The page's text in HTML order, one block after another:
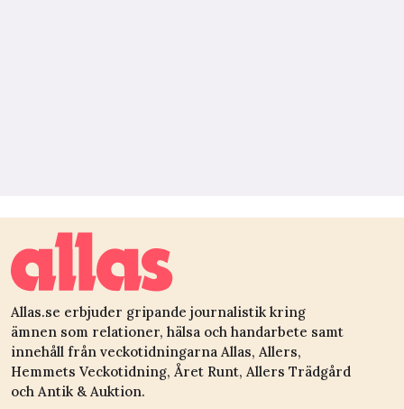
Allas.se erbjuder gripande journalistik kring
ämnen som relationer, hälsa och handarbete samt
innehåll från veckotidningarna Allas, Allers,
Hemmets Veckotidning, Året Runt, Allers Trädgård
och Antik & Auktion.